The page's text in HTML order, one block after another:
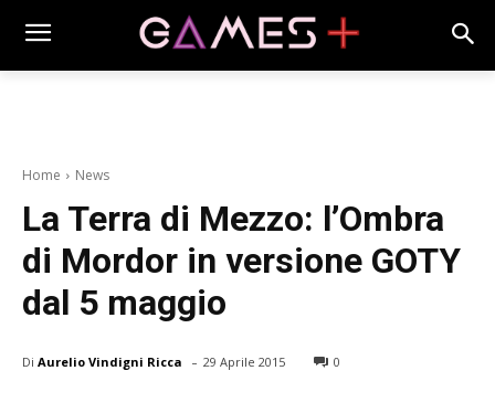
Home News
La Terra di Mezzo: l’Ombra
di Mordor in versione GOTY
dal 5 maggio
Di Aurelio Vindigni Ricca - 29 Aprile 2015 0